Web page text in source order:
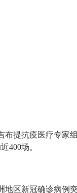
提抗疫医疗专
400场。
区新冠确诊病例